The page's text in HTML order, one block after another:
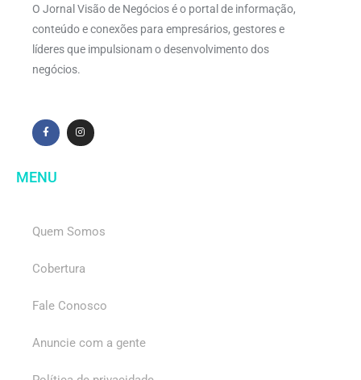
O Jornal Visão de Negócios é o portal de informação,
conteúdo e conexões para empresários, gestores e
líderes que impulsionam o desenvolvimento dos
negócios.
MENU
Quem Somos
Cobertura
Fale Conosco
Anuncie com a gente